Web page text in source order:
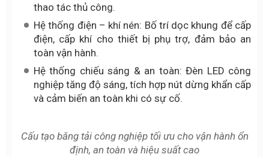
thao tác thủ công.
Hệ thống điện – khí nén: Bố trí dọc khung để cấp
điện, cấp khí cho thiết bị phụ trợ, đảm bảo an
toàn vận hành.
Hệ thống chiếu sáng & an toàn: Đèn LED công
nghiệp tăng độ sáng, tích hợp nút dừng khẩn cấp
và cảm biến an toàn khi có sự cố.
Cấu tạo băng tải công nghiệp tối ưu cho vận hành ổn
định, an toàn và hiệu suất cao